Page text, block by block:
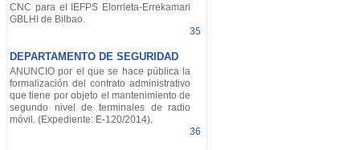
CNC para el IEFPS Elorrieta-Errekamari
GBLHI de Bilbao.
35
DEPARTAMENTO DE SEGURIDAD
ANUNCIO por el que se hace pública la
formalización del contrato administrativo
que tiene por objeto el mantenimiento de
segundo nivel de terminales de radio
móvil. (Expediente: E-120/2014).
36